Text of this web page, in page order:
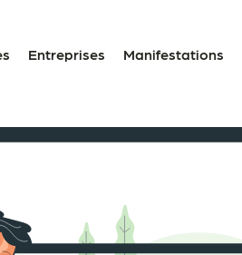
Entreprises Manifestations